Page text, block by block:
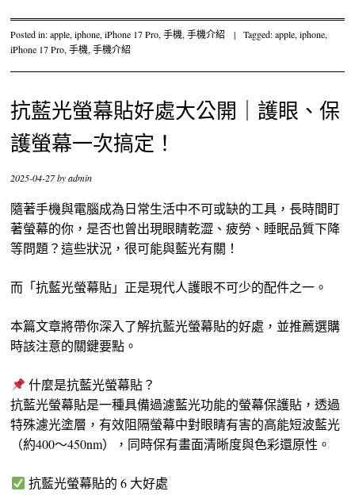
Posted in:apple,iphone,iPhone 17 Pro,手機,手機介紹 | Tagged:apple,iphone,
iPhone 17 Pro,手機,手機介紹
抗藍光螢幕貼好處大公開｜護眼、保
護螢幕一次搞定！
2025-04-27byadmin
隨著手機與電腦成為日常生活中不可或缺的工具，長時間盯
著螢幕的你，是否也曾出現眼睛乾澀、疲勞、睡眠品質下降
等問題？這些狀況，很可能與藍光有關！
而「抗藍光螢幕貼」正是現代人護眼不可少的配件之一。
本篇文章將帶你深入了解抗藍光螢幕貼的好處，並推薦選購
時該注意的關鍵要點。
什麼是抗藍光螢幕貼？
抗藍光螢幕貼是一種具備過濾藍光功能的螢幕保護貼，透過
特殊濾光塗層，有效阻隔螢幕中對眼睛有害的高能短波藍光
（約400～450nm），同時保有畫面清晰度與色彩還原性。
抗藍光螢幕貼的 6 大好處